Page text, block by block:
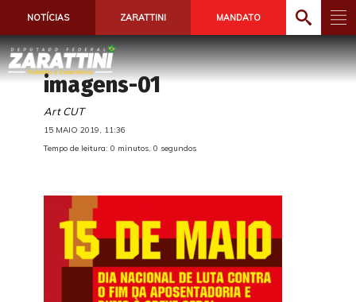
NOTÍCIAS ZARATTINI MANDATO
imagens-01
Art CUT
15 MAIO 2019, 11:36
Tempo de leitura: 0 minutos, 0 segundos